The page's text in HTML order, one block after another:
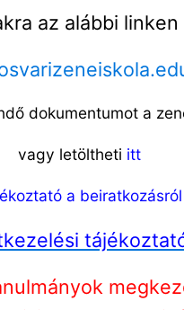
az alábbi
dokumentumot a
vagy letöltheti itt
a beiratkozásról